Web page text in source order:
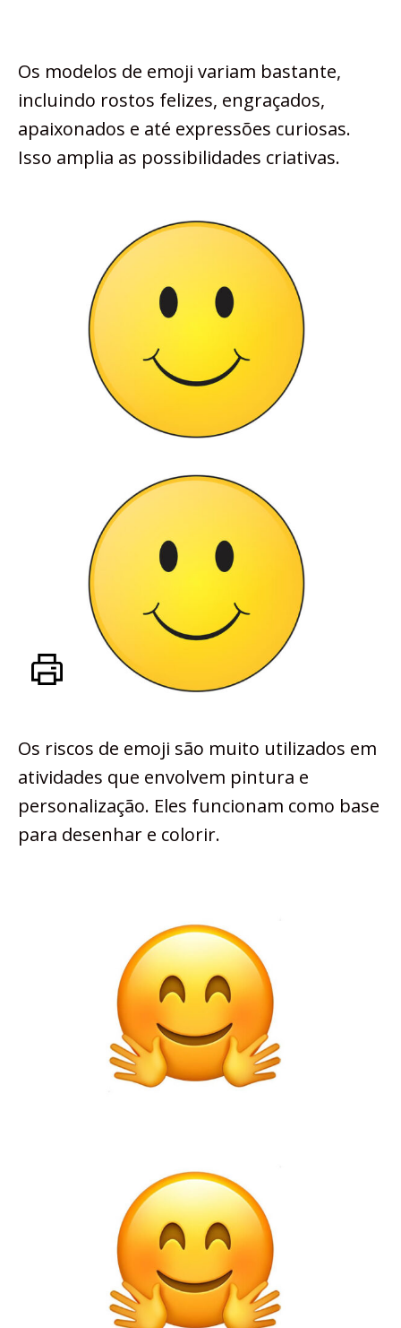
Os modelos de emoji variam bastante,
incluindo rostos felizes, engraçados,
apaixonados e até expressões curiosas.
Isso amplia as possibilidades criativas.
Os riscos de emoji são muito utilizados em
atividades que envolvem pintura e
personalização. Eles funcionam como base
para desenhar e colorir.